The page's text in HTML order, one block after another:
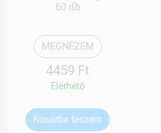
60 db
MEGNÉZEM
4459 Ft
Elérhetõ
Kosárba teszem